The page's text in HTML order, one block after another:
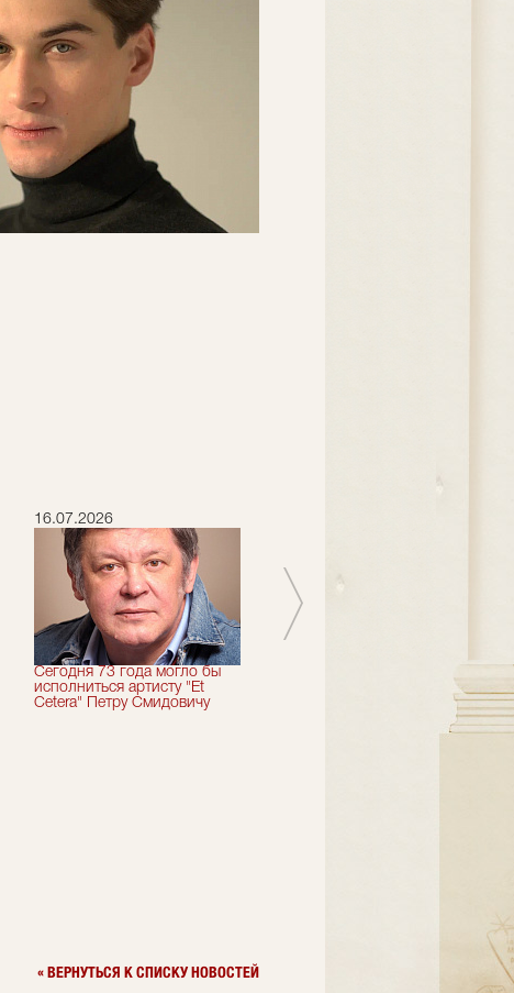
16.07.2026
Сегодня 73 года могло бы
исполниться артисту "Et
Cetera" Петру Смидовичу
отмечает актер "Et Cetera" -
« ВЕРНУТЬСЯ К СПИСКУ НОВОСТЕЙ